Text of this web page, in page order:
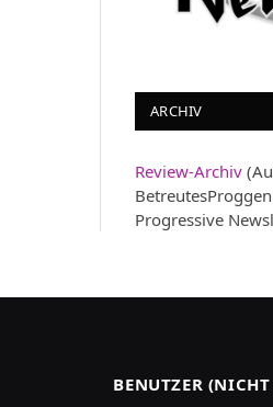
ARCHIV
Review-Archiv
Progressive
BENUTZER